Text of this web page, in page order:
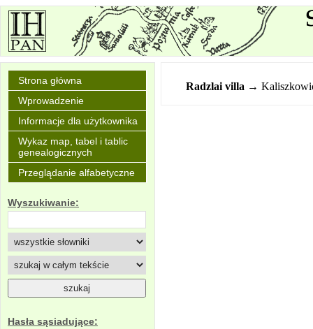
Strona główna
Wprowadzenie
Informacje dla użytkownika
Wykaz map, tabel i tablic
genealogicznych
Przeglądanie alfabetyczne
Wyszukiwanie:
Hasła sąsiadujące:
Radzlai villa →